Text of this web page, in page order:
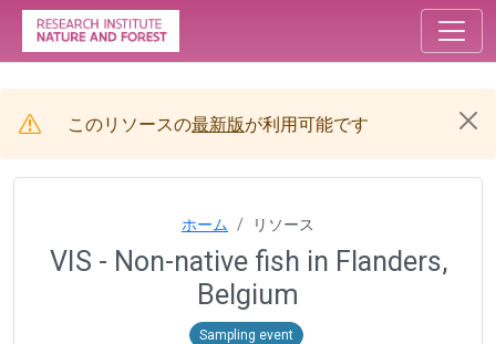
このリソースの最新版が利用可能です
ホーム リソース
VIS - Non-native fish in Flanders,
Belgium
Sampling event